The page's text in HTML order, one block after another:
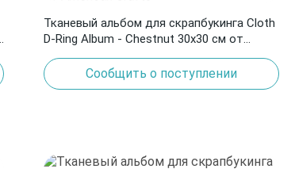
Тканевый альбом для скрапбукинга Cloth
D-Ring Album - Chestnut 30х30 см от
American Crafts
Сообщить о поступлении